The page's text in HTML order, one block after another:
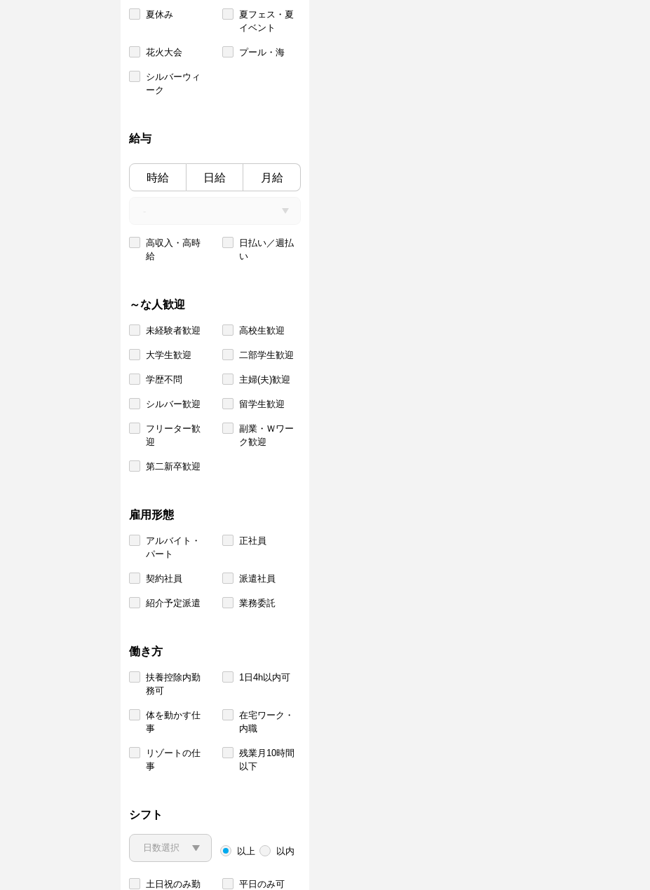
夏休み
夏フェス・夏
イベント
花火大会 プール・海
シルバーウィ
ーク
給与
時給 日給 月給
高収入・高時
給
日払い／週払
い
～な人歓迎
未経験者歓迎 高校生歓迎
大学生歓迎 二部学生歓迎
学歴不問 主婦(夫)歓迎
シルバー歓迎 留学生歓迎
フリーター歓
迎
副業・Ｗワー
ク歓迎
第二新卒歓迎
雇用形態
アルバイト・
パート
正社員
契約社員 派遣社員
紹介予定派遣 業務委託
働き方
扶養控除内勤
務可
1日4h以内可
体を動かす仕
事
在宅ワーク・
内職
リゾートの仕
事
残業月10時間
以下
シフト
以上 以内
土日祝のみ勤
平日のみ可